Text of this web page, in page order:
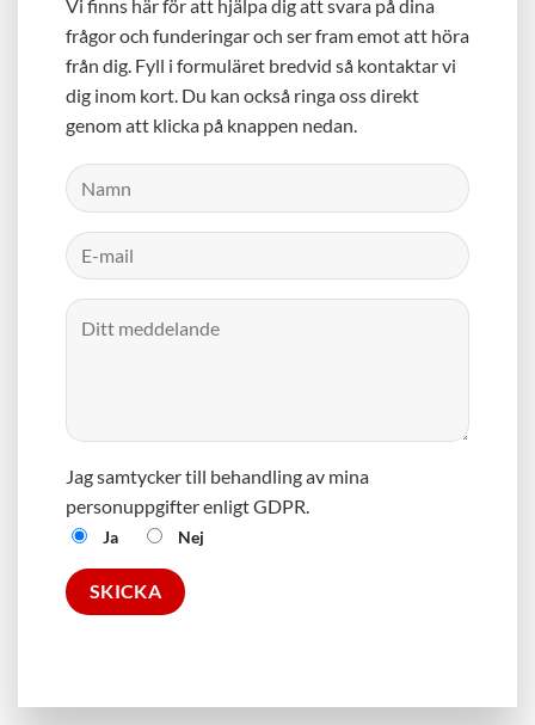
Vi finns här för att hjälpa dig att svara på dina
frågor och funderingar och ser fram emot att höra
från dig. Fyll i formuläret bredvid så kontaktar vi
dig inom kort. Du kan också ringa oss direkt
genom att klicka på knappen nedan.
Jag samtycker till behandling av mina
personuppgifter enligt GDPR.
Ja Nej